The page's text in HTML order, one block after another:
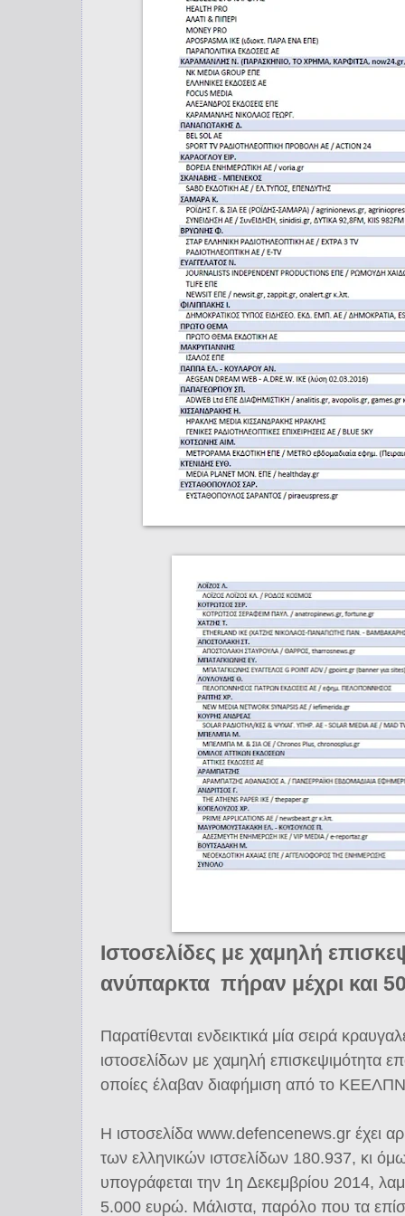
Ιστοσελίδες με χαμηλή
ανύπαρκτα πήραν μέχρι και 50
Παρατίθενται ενδεικτικά μία σειρά
ιστοσελίδων με χαμηλή επισκεψιμότητα
οποίες έλαβαν διαφήμιση από το
Η ιστοσελίδα www.defencenews.gr έχει
των ελληνικών ιστσελίδων 180.937, κι
υπογράφεται την 1η Δεκεμβρίου 2014,
5.000 ευρώ. Μάλιστα, παρόλο που τα